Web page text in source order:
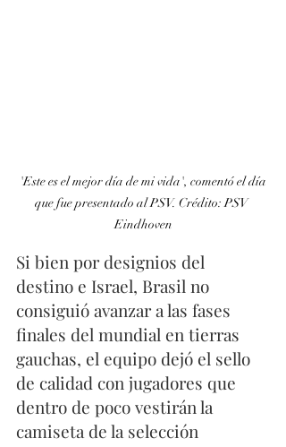
que fue presentado al PSV. Crédito: PSV
Eindhoven
Si bien por designios del
destino e Israel, Brasil no
consiguió avanzar a las fases
finales del mundial en tierras
gauchas, el equipo dejó el sello
de calidad con jugadores que
dentro de poco vestirán la
camiseta de la selección